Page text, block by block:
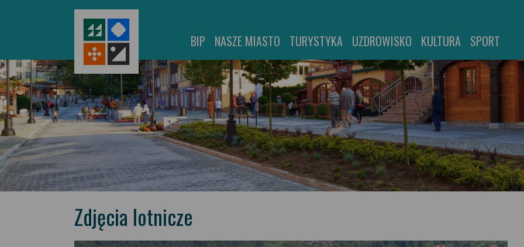
BIP NASZE MIASTO TURYSTYKA UZDROWISKO KULTURA SPORT
Zdjęcia lotnicze